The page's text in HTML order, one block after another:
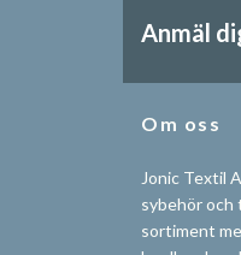
Anmäl
Om oss
Jonic Textil
sybehör
sortiment